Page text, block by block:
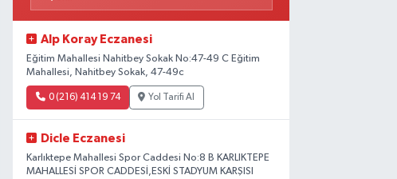
Alp Koray Eczanesi
Eğitim Mahallesi Nahitbey Sokak No:47-49 C Eğitim
Mahallesi, Nahitbey Sokak, 47-49c
0 (216) 414 19 74 Yol Tarifi Al
Dicle Eczanesi
Karlıktepe Mahallesi Spor Caddesi No:8 B KARLIKTEPE
MAHALLESİ SPOR CADDESİ,ESKİ STADYUM KARŞISI